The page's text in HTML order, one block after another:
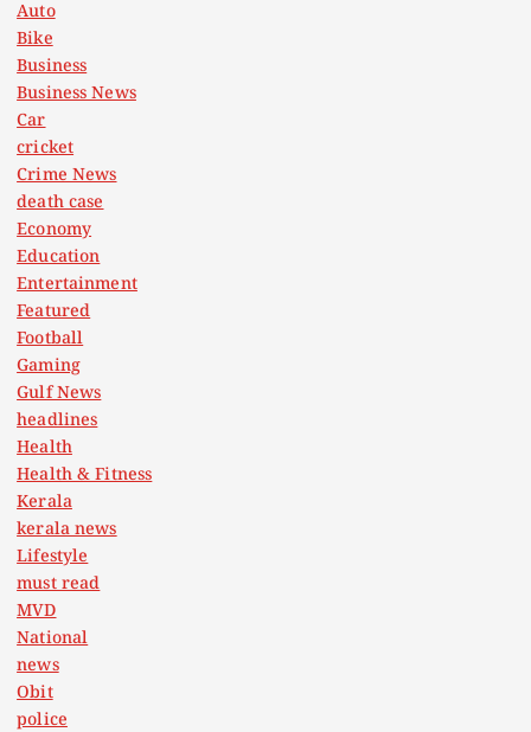
Auto
Bike
Business
Business News
Car
cricket
Crime News
death case
Economy
Education
Entertainment
Featured
Football
Gaming
Gulf News
headlines
Health
Health & Fitness
Kerala
kerala news
Lifestyle
must read
MVD
National
news
Obit
police